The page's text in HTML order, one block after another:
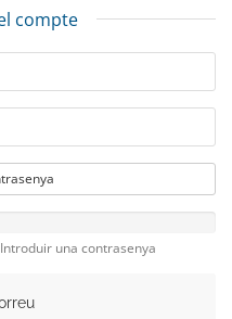
compte
una contrasenya